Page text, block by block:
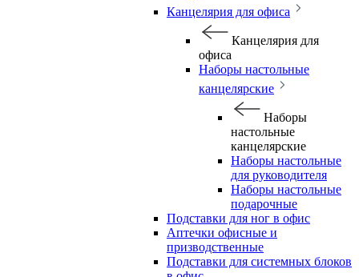
Канцелярия для офиса
Канцелярия для
офиса
Наборы настольные
канцелярские
Наборы
настольные
канцелярские
Наборы настольные
для руководителя
Наборы настольные
подарочные
Подставки для ног в офис
Аптечки офисные и
призводственные
Подставки для системных блоков